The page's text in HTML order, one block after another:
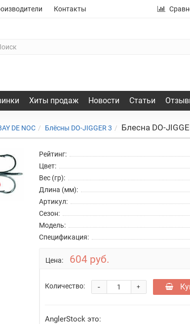
Контакты
Хиты продаж Новости Статьи
DE NOC Блёсны DO-JIGGER 3 Блесна DO-
Рейтинг:
Цвет:
Вес (гр):
Длина (мм):
Артикул:
Сезон:
Модель:
Спецификация:
Цена: 604 руб.
Количество: +
-
AnglerStock это: